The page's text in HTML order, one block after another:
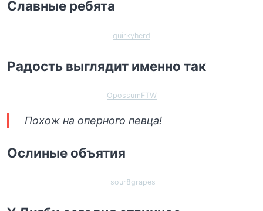
Славные ребята
quirkyherd
Радость выглядит именно так
OpossumFTW
Похож на оперного певца!
Ослиные объятия
sour8grapes